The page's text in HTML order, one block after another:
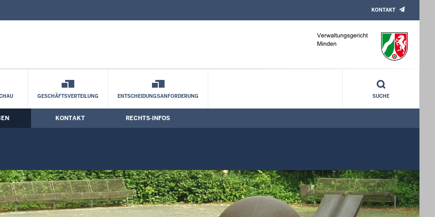
Kontaktformular
KONTAKT
GESCHÄFTSVERTEILUNG ENTSCHEIDUNGSANFORDERUNG SUCHE
KONTAKT RECHTS-INFOS